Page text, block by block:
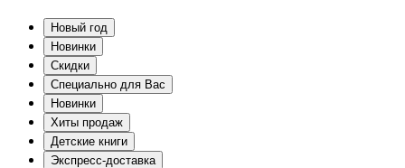
Новый год
Новинки
Скидки
Специально для Вас
Новинки
Хиты продаж
Детские книги
Экспресс-доставка